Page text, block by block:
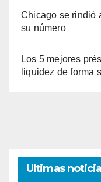
Chicago se rindió
su número
Los 5 mejores
liquidez de forma
Ultimas